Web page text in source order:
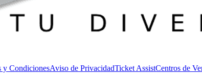
y CondicionesAviso de PrivacidadTicket AssistCentros de